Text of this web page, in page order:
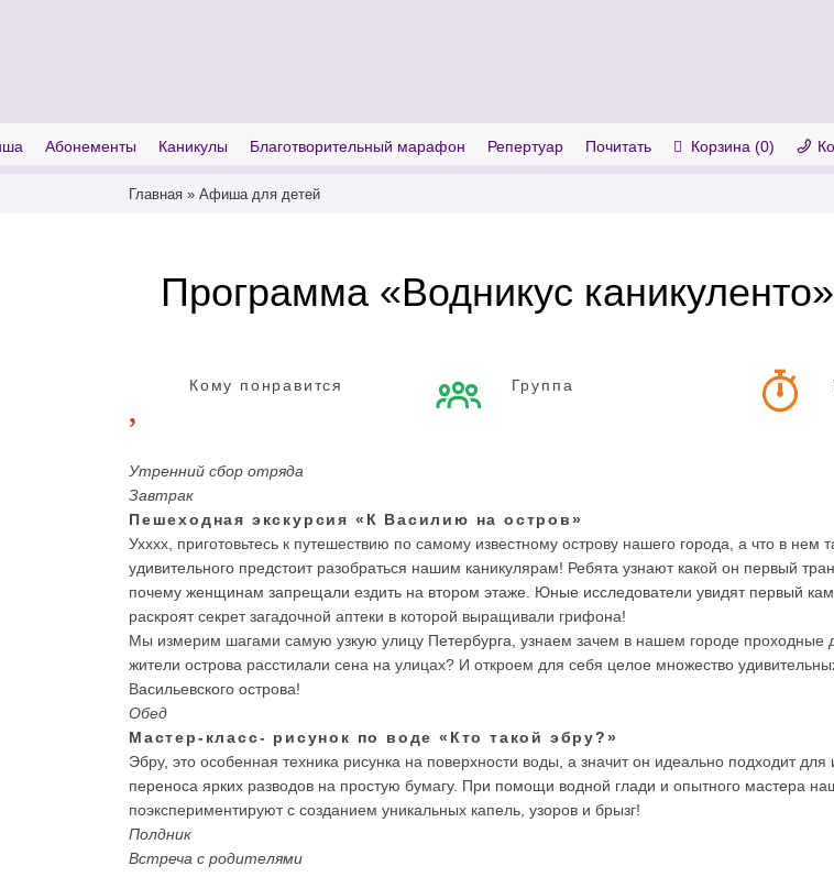
Абонементы Каникулы Благотворительный марафон Репертуар Почитать Корзина (0)
Главная » Афиша для детей
Программа «Водникус
Кому понравится Группа
Утренний сбор отряда
Завтрак
Пешеходная экскурсия «К Василию на остров»
Ухххх, приготовьтесь к путешествию по самому известному острову нашего города, а что в нем
удивительного предстоит разобраться нашим каникулярам! Ребята узнают какой он первый
почему женщинам запрещали ездить на втором этаже. Юные исследователи увидят первый
раскроят секрет загадочной аптеки в которой выращивали грифона!
Мы измерим шагами самую узкую улицу Петербурга, узнаем зачем в нашем городе проходные
жители острова расстилали сена на улицах? И откроем для себя целое множество
Васильевского острова!
Обед
Мастер-класс- рисунок по воде «Кто такой эбру?»
Эбру, это особенная техника рисунка на поверхности воды, а значит он идеально подходит для
переноса ярких разводов на простую бумагу. При помощи водной глади и опытного мастера
поэкспериментируют с созданием уникальных капель, узоров и брызг!
Полдник
Встреча с родителями